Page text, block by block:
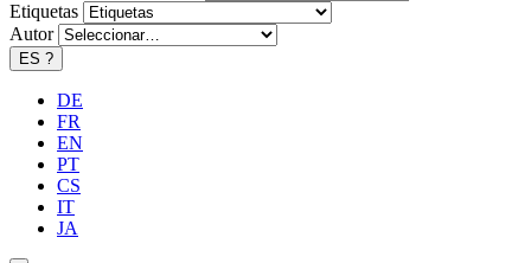
Etiquetas
Autor
ES ?
DE
FR
EN
PT
CS
IT
JA